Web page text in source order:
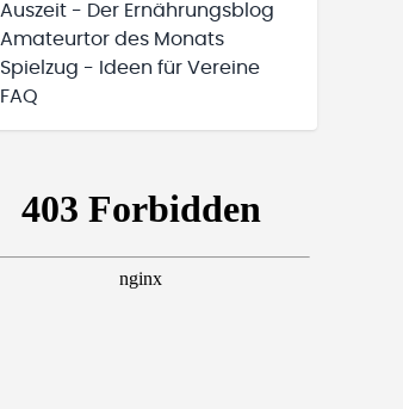
Auszeit - Der Ernährungsblog
Amateurtor des Monats
Spielzug - Ideen für Vereine
FAQ